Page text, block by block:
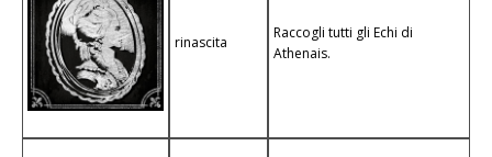
rinascita
Raccogli tutti gli Echi di
Athenais.